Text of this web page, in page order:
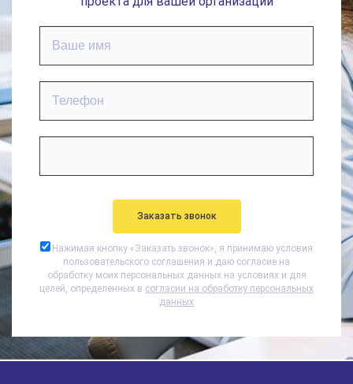
Нажимая кнопку «Заказать звонок», я принимаю условия
пользовательского соглашения и даю согласие на
обработку моих персональных данных на условиях и для
целей, определенных в согласии на обработку персональных
данных